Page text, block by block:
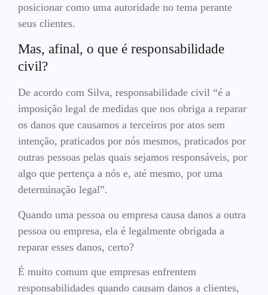
posicionar como uma autoridade no tema perante
seus clientes.
Mas, afinal, o que é responsabilidade
civil?
De acordo com Silva, responsabilidade civil “é a
imposição legal de medidas que nos obriga a reparar
os danos que causamos a terceiros por atos sem
intenção, praticados por nós mesmos, praticados por
outras pessoas pelas quais sejamos responsáveis, por
algo que pertença a nós e, até mesmo, por uma
determinação legal”.
Quando uma pessoa ou empresa causa danos a outra
pessoa ou empresa, ela é legalmente obrigada a
reparar esses danos, certo?
É muito comum que empresas enfrentem
responsabilidades quando causam danos a clientes,